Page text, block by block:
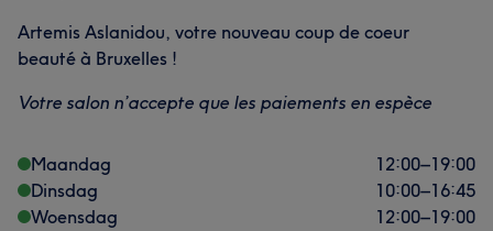
Artemis Aslanidou, votre nouveau coup de coeur
beauté à Bruxelles !
Votre salon n’accepte que les paiements en espèce
Maandag 12:00–19:00
Dinsdag
10:00–16:45
Woensdag
12:00–19:00